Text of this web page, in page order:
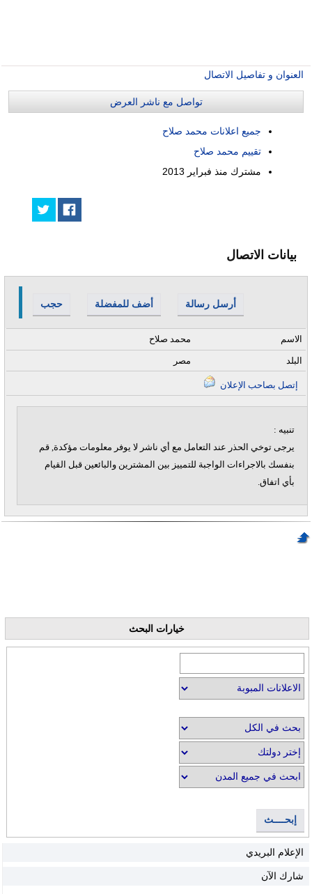
العنوان و تفاصيل الاتصال
تواصل مع ناشر العرض
جميع اعلانات محمد صلاح
تقييم محمد صلاح
مشترك منذ فبراير 2013
بيانات الاتصال
حجب أضف للمفضلة أرسل رسالة
محمد صلاح الاسم
مصر البلد
تنبيه :
يرجى توخي الحذر عند التعامل مع أي ناشر لا يوفر معلومات مؤكدة, قم
بنفسك بالاجراءات الواجبة للتمييز بين المشترين والبائعين قبل القيام
بأي اتفاق.
خيارات البحث
إبحــــث
الإعلام البريدي
شارك الآن